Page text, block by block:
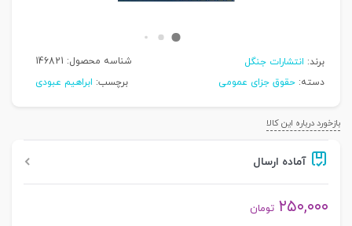
برند: انتشارات جنگل شناسه محصول: 146821
دسته: حقوق جزای عمومی برچسب: ابراهیم عبودی
بازخورد درباره این کالا
آماده ارسال
۲۵۰,۰۰۰ تومان